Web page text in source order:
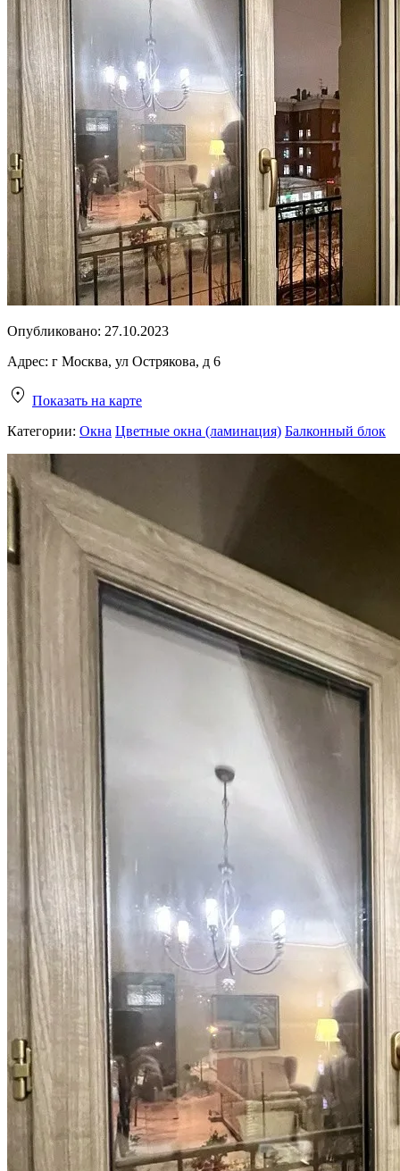
Опубликовано: 27.10.2023
Адрес: г Москва, ул Острякова, д 6
Показать на карте
Категории: Окна Цветные окна (ламинация) Балконный блок